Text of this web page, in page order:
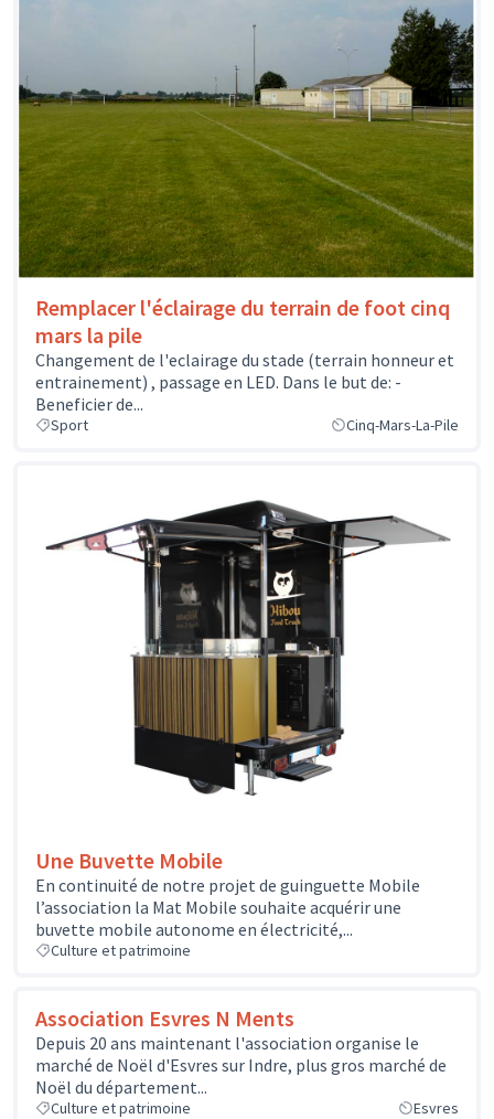
Remplacer l'éclairage du terrain de foot cinq
mars la pile
Changement de l'eclairage du stade (terrain honneur et
entrainement) , passage en LED. Dans le but de: -
Beneficier de...
Sport Cinq-Mars-La-Pile
Une Buvette Mobile
En continuité de notre projet de guinguette Mobile
l’association la Mat Mobile souhaite acquérir une
buvette mobile autonome en électricité,...
Culture et patrimoine
Association Esvres N Ments
Depuis 20 ans maintenant l'association organise le
marché de Noël d'Esvres sur Indre, plus gros marché de
Noël du département...
Culture et patrimoine Esvres